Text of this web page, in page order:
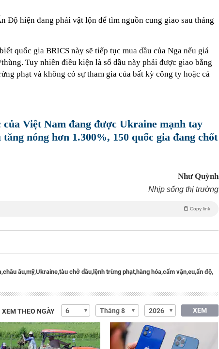
Độ hiện đang phải vật lộn để tìm nguồn cung giao sau tháng
quốc gia BRICS này sẽ tiếp tục mua dầu của Nga nếu giá
Tuy nhiên điều kiện là số dầu này phải được giao bằng
phạt và không có sự tham gia của bất kỳ công ty hoặc cá
Việt Nam đang được Ukraine mạnh tay
nóng hơn 1.300%, 150 quốc gia đang chốt
Như Quỳnh
Nhịp sống thị trường
Copy link
châu âu,mỹ,Ukraine,tàu chở dầu, lệnh trừng phạt,hàng hóa,cấm vận,eu,ấn độ,
XEM THEO NGÀY XEM